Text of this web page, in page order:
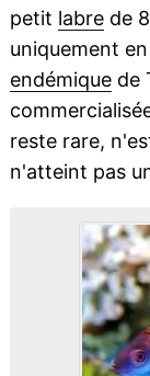
petit labrede
uniquement
endémiquede
reste rare,
n'atteint pas